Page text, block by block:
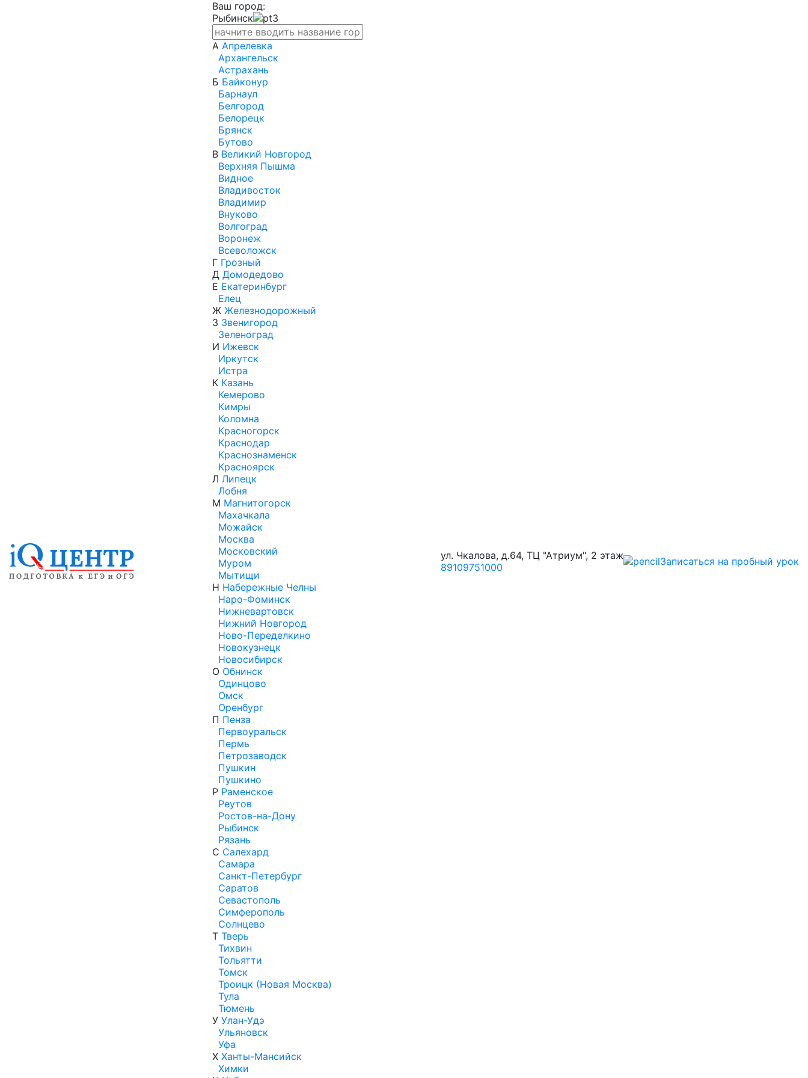
Ваш город:
Рыбинск
А Апрелевка
Архангельск
Астрахань
Б Байконур
Барнаул
Белгород
Белорецк
Брянск
Бутово
В Великий Новгород
Верхняя Пышма
Видное
Владивосток
Владимир
Внуково
Волгоград
Воронеж
Всеволожск
Г Грозный
Д Домодедово
Е Екатеринбург
Елец
Ж Железнодорожный
З Звенигород
Зеленоград
И Ижевск
Иркутск
Истра
К Казань
Кемерово
Кимры
Коломна
Красногорск
Краснодар
Краснознаменск
Красноярск
Л Липецк
Лобня
М Магнитогорск
Махачкала
Можайск
Москва
Московский
Муром
Мытищи
Н Набережные Челны
Наро-Фоминск
Нижневартовск
Нижний Новгород
Ново-Переделкино
Новокузнецк
Новосибирск
О Обнинск
Одинцово
Омск
Оренбург
П Пенза
Первоуральск
Пермь
Петрозаводск
Пушкин
Пушкино
Р Раменское
Реутов
Ростов-на-Дону
Рыбинск
Рязань
С Салехард
Самара
Санкт-Петербург
Саратов
Севастополь
Симферополь
Солнцево
Т Тверь
Тихвин
Тольятти
Томск
Троицк (Новая Москва)
Тула
Тюмень
У Улан-Удэ
Ульяновск
Уфа
Х Ханты-Мансийск
Химки
ул. Чкалова, д.64, ТЦ "Атриум", 2 этаж
89109751000
Записаться на пробный урок